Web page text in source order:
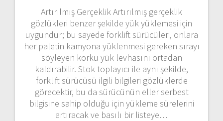
Artırılmış Gerçeklik Artırılmış gerçeklik
gözlükleri benzer şekilde yük yüklemesi için
uygundur; bu sayede forklift sürücüleri, onlara
her paletin kamyona yüklenmesi gereken sırayı
söyleyen korku yük levhasını ortadan
kaldırabilir. Stok toplayıcı ile aynı şekilde,
forklift sürücüsü ilgili bilgileri gözlüklerde
görecektir, bu da sürücünün eller serbest
bilgisine sahip olduğu için yükleme sürelerini
artıracak ve basılı bir listeye…